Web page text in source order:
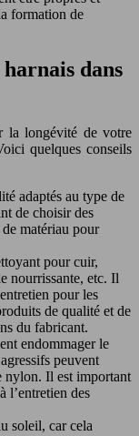
formation de
dans
la longévité de votre
quelques conseils
adaptés au type de
de choisir des
matériau pour
pour cuir,
nourrissante, etc. Il
pour les
de qualité et de
du fabricant.
endommager le
peuvent
nylon. Il est important
l’entretien des
soleil, car cela